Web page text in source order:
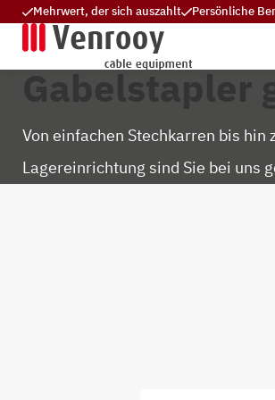
Mehrwert, der sich auszahlt Persönliche
Gabelstapler
Von einfachen Stechkarren bis
Lagereinrichtung sind Sie bei uns